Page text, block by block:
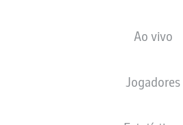
Ao vivo
Jogadores